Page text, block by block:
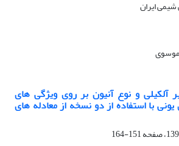
موسوی
آلکیلی و نوع آنیون بر روی ویژگی های
با استفاده از دو نسخه از معادله های
151-164